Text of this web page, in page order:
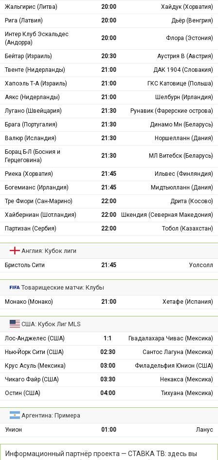
Жальгирис (Литва)
20:00
Хайдук (Хорватия)
Рига (Латвия)
20:00
Дьёр (Венгрия)
Интер Клуб Эскальдес
(Андорра)
20:00 Флора (Эстония)
Бейтар (Израиль) 20:30
Аустрия В (Австрия)
Твенте (Нидерланды)
21:00
ДАК 1904 (Словакия)
Хапоэль Т-А (Израиль)
21:00
ГКС Катовице (Польша)
Аякс (Нидерланды)
21:00
Шелбурн (Ирландия)
Лугано (Швейцария)
21:30
Рунавик (Фарерские острова)
Брага (Португалия)
21:30
Динамо Мн (Беларусь)
Валюр (Исландия)
21:30
Норшелланн (Дания)
Борац Б-Л (Босния и
Герцеговина)
21:30 МЛ Витебск (Беларусь)
Риека (Хорватия) 21:45
Ильвес (Финляндия)
Богемианс (Ирландия)
21:45
Мидтьюлланн (Дания)
Тре Фиори (Сан-Марино)
22:00
Дрита (Косово)
Хайберниан (Шотландия)
22:00
Шкендия (Северная Македония)
Партизан (Сербия)
22:00 Тобол (Казахстан)
Англия: Кубок лиги
Бристоль Сити 21:45 Уолсолл
Товарищеские матчи: Клубы
Монако (Монако) 21:00 Хетафе (Испания)
США: Кубок Лиг MLS
Лос-Анджелес (США) 1:1
Гвадалахара Чивас (Мексика)
Нью-Йорк Сити (США)
02:30
Сантос Лагуна (Мексика)
Крус Асуль (Мексика)
03:00
Филадельфия Юнион (США)
Чикаго Файр (США)
03:30
Некакса (Мексика)
Остин (США)
04:00 Тихуана (Мексика)
Аргентина: Примера
Унион 01:00 Ланус
Информационный партнёр проекта — СТАВКА ТВ: здесь вы